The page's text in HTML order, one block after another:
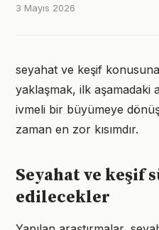
3 Mayıs 2026
seyahat ve keşif
yaklaşmak, ilk aşamadaki
ivmeli bir büyümeye
zaman en zor kısımdır.
Seyahat ve keşif
edilecekler